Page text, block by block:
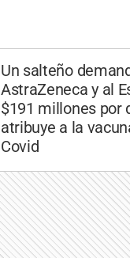
Un salteño
AstraZeneca y al
$191 millones por
atribuye a la
Covid